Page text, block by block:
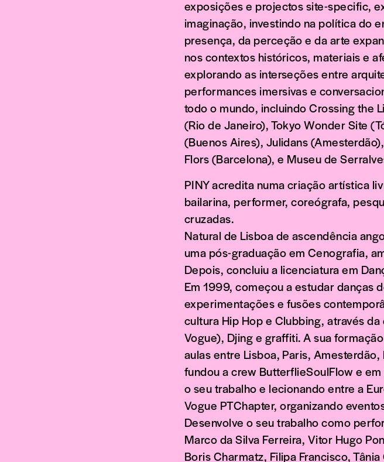
exposições e projectos site-specific,
imaginação, investindo na política do
presença, da perceção e da arte
nos contextos históricos, materiais e
explorando as interseções entre
performances imersivas e
todo o mundo, incluindo Crossing the
(Rio de Janeiro), Tokyo Wonder Site
(Buenos Aires), Julidans
Flors (Barcelona), e Museu de
PINY acredita numa criação artística
bailarina, performer, coreógrafa,
cruzadas.
Natural de Lisboa de ascendência
uma pós-graduação em Cenografia,
Depois, concluiu a licenciatura em
Em 1999, começou a estudar danças
experimentações e fusões
cultura Hip Hop e Clubbing, através
Vogue), Djing e graffiti. A sua
aulas entre Lisboa, Paris,
fundou a crew ButterflieSoulFlow e
o seu trabalho e lecionando entre a
Vogue PTChapter, organizando
Desenvolve o seu trabalho como
Marco da Silva Ferreira, Vitor Hugo
Boris Charmatz, Filipa Francisco,